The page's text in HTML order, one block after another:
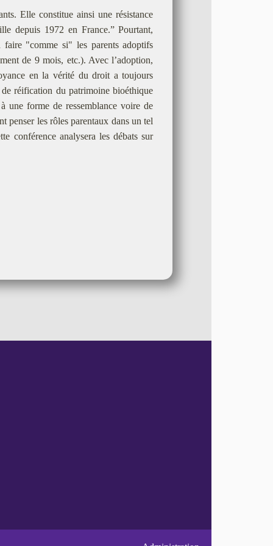
Elle constitue ainsi une résistance
depuis 1972 en France.” Pourtant,
"comme si" les parents adoptifs
de 9 mois, etc.). Avec l’adoption,
en la vérité du droit a toujours
de réification du patrimoine bioéthique
une forme de ressemblance voire de
penser les rôles parentaux dans un tel
conférence analysera les débats sur